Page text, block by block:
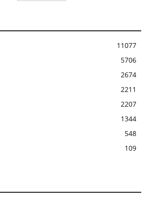
11077
5706
2674
2211
2207
1344
548
109